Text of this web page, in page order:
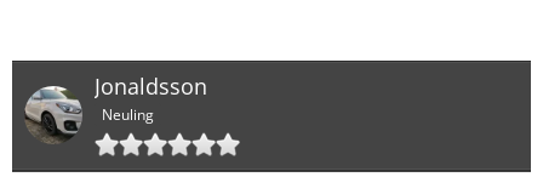
Jonaldsson
Neuling